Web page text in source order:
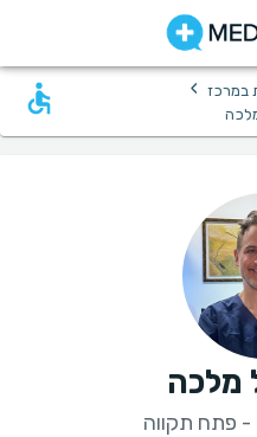
במרכז ›
מלכה
פתח תקווה